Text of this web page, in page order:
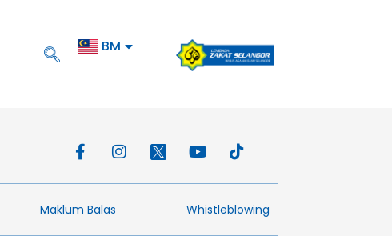
BM
EN
Maklum Balas​ Whistleblowing